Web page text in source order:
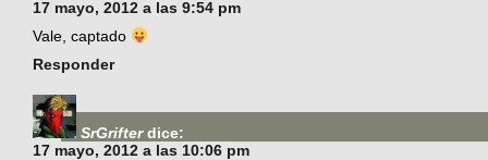
17 mayo, 2012 a las 9:54 pm
Vale, captado
Responder
SrGrifter dice:
17 mayo, 2012 a las 10:06 pm